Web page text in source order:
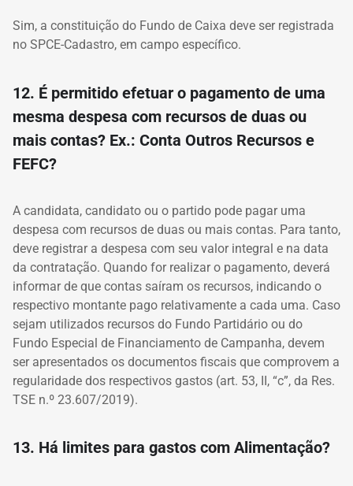
Sim, a constituição do Fundo de Caixa deve ser registrada
no SPCE-Cadastro, em campo específico.
12. É permitido efetuar o pagamento de uma
mesma despesa com recursos de duas ou
mais contas? Ex.: Conta Outros Recursos e
FEFC?
A candidata, candidato ou o partido pode pagar uma
despesa com recursos de duas ou mais contas. Para tanto,
deve registrar a despesa com seu valor integral e na data
da contratação. Quando for realizar o pagamento, deverá
informar de que contas saíram os recursos, indicando o
respectivo montante pago relativamente a cada uma. Caso
sejam utilizados recursos do Fundo Partidário ou do
Fundo Especial de Financiamento de Campanha, devem
ser apresentados os documentos fiscais que comprovem a
regularidade dos respectivos gastos (art. 53, II, “c”, da Res.
TSE n.º 23.607/2019).
13. Há limites para gastos com Alimentação?